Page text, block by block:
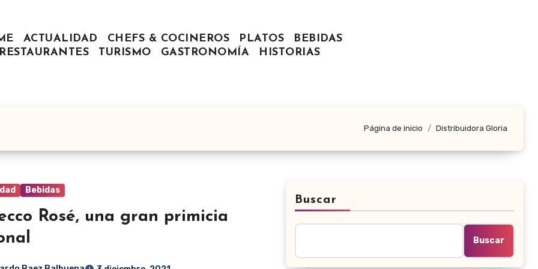
ACTUALIDAD CHEFS & COCINEROS PLATOS
BEBIDAS
RESTAURANTES
TURISMO GASTRONOMÍA HISTORIAS
Página de inicio Distribuidora Gloria
Bebidas
Rosé, una gran primicia
Buscar
Buscar